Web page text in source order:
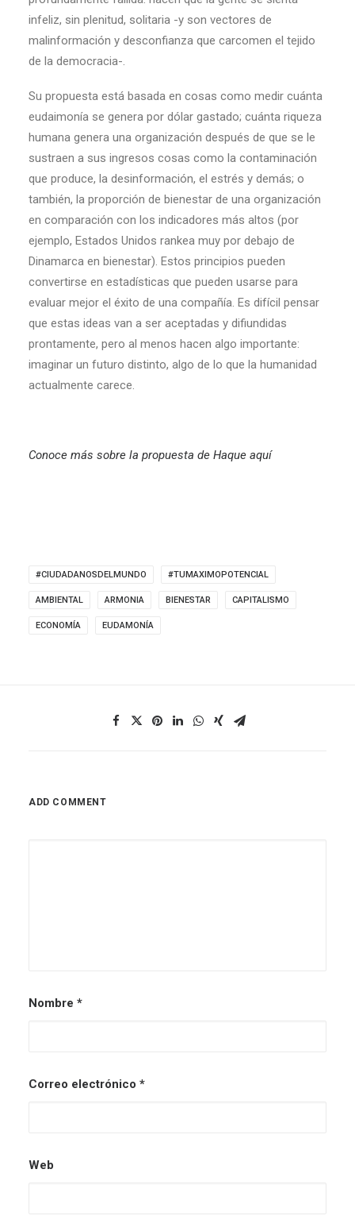
infeliz, sin plenitud, solitaria -y son vectores de
malinformación y desconfianza que carcomen el tejido
de la democracia-.
Su propuesta está basada en cosas como medir cuánta
eudaimonía se genera por dólar gastado; cuánta riqueza
humana genera una organización después de que se le
sustraen a sus ingresos cosas como la contaminación
que produce, la desinformación, el estrés y demás; o
también, la proporción de bienestar de una organización
en comparación con los indicadores más altos (por
ejemplo, Estados Unidos rankea muy por debajo de
Dinamarca en bienestar). Estos principios pueden
convertirse en estadísticas que pueden usarse para
evaluar mejor el éxito de una compañía. Es difícil pensar
que estas ideas van a ser aceptadas y difiundidas
prontamente, pero al menos hacen algo importante:
imaginar un futuro distinto, algo de lo que la humanidad
actualmente carece.
Conoce más sobre la propuesta de Haque aquí
#CIUDADANOSDELMUNDO #TUMAXIMOPOTENCIAL
AMBIENTAL ARMONIA BIENESTAR CAPITALISMO
ECONOMÍA EUDAMONÍA
ADD COMMENT
Nombre *
Correo electrónico *
Web